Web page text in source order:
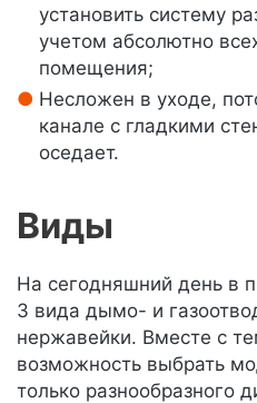
установить систему
учетом абсолютно
помещения;
Несложен в уходе,
канале с гладкими
оседает.
Виды
На сегодняшний день в
3 вида дымо- и
нержавейки. Вместе с
возможность выбрать
только разнообразного